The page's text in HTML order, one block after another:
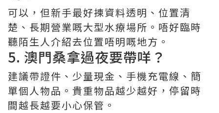
可以，但新手最好揀資料透明、位置清
楚、長期營業嘅大型水療場所。唔好臨時
聽陌生人介紹去位置唔明嘅地方。
5. 澳門桑拿過夜要帶咩？
建議帶證件、少量現金、手機充電線、簡
單個人物品。貴重物品越少越好，停留時
間越長越要小心保管。